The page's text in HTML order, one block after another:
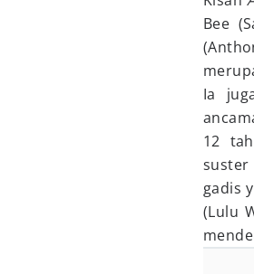
Bee
Ia
12
suster
gadis
(Lulu